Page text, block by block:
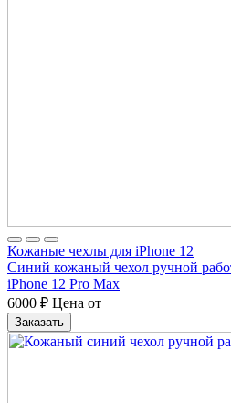
Кожаные чехлы для iPhone 12
Синий кожаный чехол ручной
iPhone 12 Pro Max
6000 ₽ Цена от
Заказать